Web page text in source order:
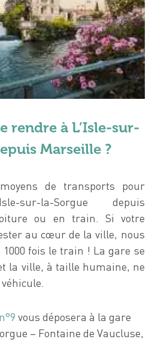
rendre à L’Isle-sur-
Marseille ?
de transports pour
sur-la-Sorgue depuis
ou en train. Si votre
au cœur de la ville, nous
fois le train ! La gare se
la ville, à taille humaine, ne
vous déposera à la gare
– Fontaine de Vaucluse,